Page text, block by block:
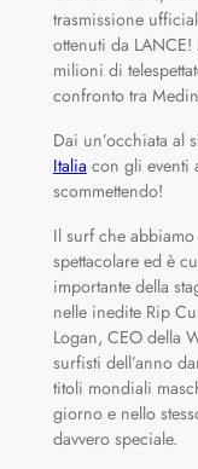
trasmissione
ottenuti da
milioni di
confronto tra
Dai un’occhiata al
Italia con gli eventi
scommettendo!
Il surf che abbiamo
spettacolare ed è
importante della
nelle inedite Rip
Logan, CEO della
surfisti dell’anno
titoli mondiali
giorno e nello
davvero speciale.